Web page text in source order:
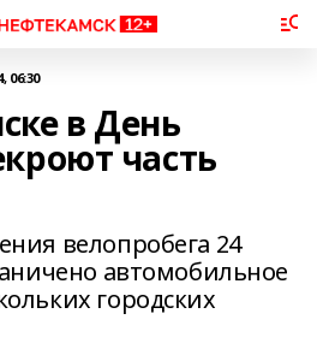
06:30
в День
часть
велопробега 24
автомобильное
городских